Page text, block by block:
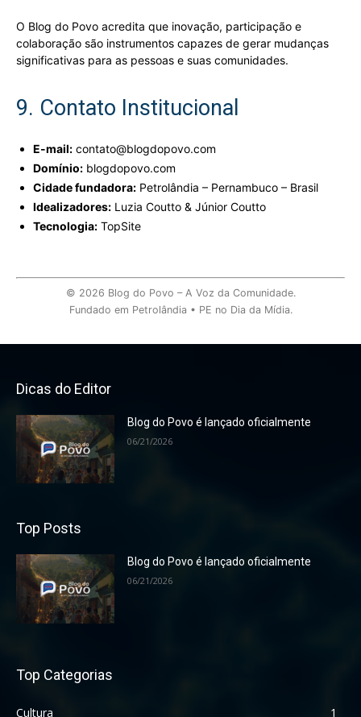
O Blog do Povo acredita que inovação, participação e
colaboração são instrumentos capazes de gerar mudanças
significativas para as pessoas e suas comunidades.
9. Contato Institucional
E-mail: contato@blogdopovo.com
Domínio: blogdopovo.com
Cidade fundadora: Petrolândia – Pernambuco – Brasil
Idealizadores: Luzia Coutto & Júnior Coutto
Tecnologia: TopSite
© 2026 Blog do Povo – A Voz da Comunidade.
Fundado em Petrolândia • PE no Dia da Mídia.
Dicas do Editor
Blog do Povo é lançado oficialmente
06/21/2026
Top Posts
Blog do Povo é lançado oficialmente
06/21/2026
Top Categorias
Cultura
1